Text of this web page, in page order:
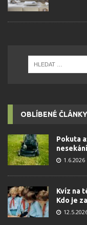
OBLÍBENÉ ČLÁNKY
Pokuta
1.6.2026
Kvíz na
Kdo je